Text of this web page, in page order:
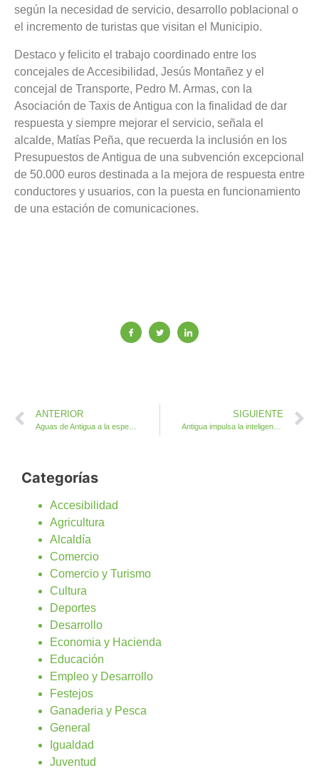
según la necesidad de servicio, desarrollo poblacional o
el incremento de turistas que visitan el Municipio.
Destaco y felicito el trabajo coordinado entre los
concejales de Accesibilidad, Jesús Montañez y el
concejal de Transporte, Pedro M. Armas, con la
Asociación de Taxis de Antigua con la finalidad de dar
respuesta y siempre mejorar el servicio, señala el
alcalde, Matías Peña, que recuerda la inclusión en los
Presupuestos de Antigua de una subvención excepcional
de 50.000 euros destinada a la mejora de respuesta entre
conductores y usuarios, con la puesta en funcionamiento
de una estación de comunicaciones.
ANTERIOR SIGUIENTE
Antigua impulsa la inteligencia emocional y aromaterapia en talleres sociales y educativos
Categorías
Accesibilidad
Agricultura
Alcaldía
Comercio
Comercio y Turismo
Cultura
Deportes
Desarrollo
Economia y Hacienda
Educación
Empleo y Desarrollo
Festejos
Ganaderia y Pesca
General
Igualdad
Juventud